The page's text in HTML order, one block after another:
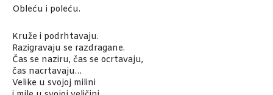
Obleću i poleću.
Kruže i podrhtavaju.
Razigravaju se razdragane.
Čas se naziru, čas se ocrtavaju,
čas nacrtavaju…
Velike u svojoj milini